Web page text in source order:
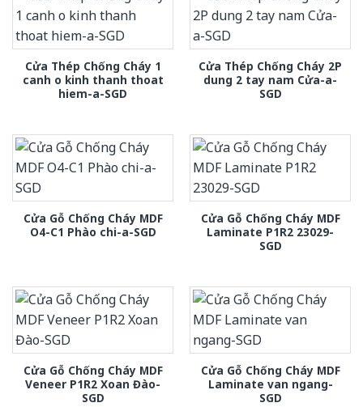
Cửa Thép Chống Cháy 1
canh o kinh thanh thoat
hiem-a-SGD
Cửa Thép Chống Cháy 2P
dung 2 tay nam Cửa-a-
SGD
Cửa Gỗ Chống Cháy MDF
O4-C1 Phào chi-a-SGD
Cửa Gỗ Chống Cháy MDF
Laminate P1R2 23029-
SGD
Cửa Gỗ Chống Cháy MDF
Veneer P1R2 Xoan Đào-
SGD
Cửa Gỗ Chống Cháy MDF
Laminate van ngang-
SGD